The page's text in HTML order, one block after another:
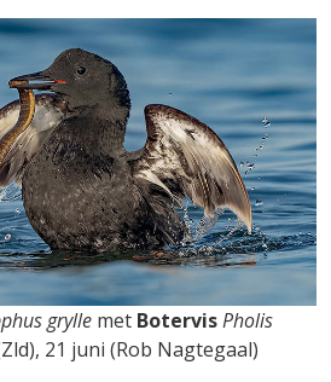
grylle met BotervisPholis
21 juni (Rob Nagtegaal)